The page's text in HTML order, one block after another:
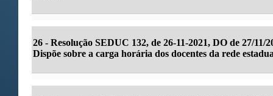
26 - Resolução SEDUC 132, de 26-11-2021, DO de 27/11/
Dispõe sobre a carga horária dos docentes da rede